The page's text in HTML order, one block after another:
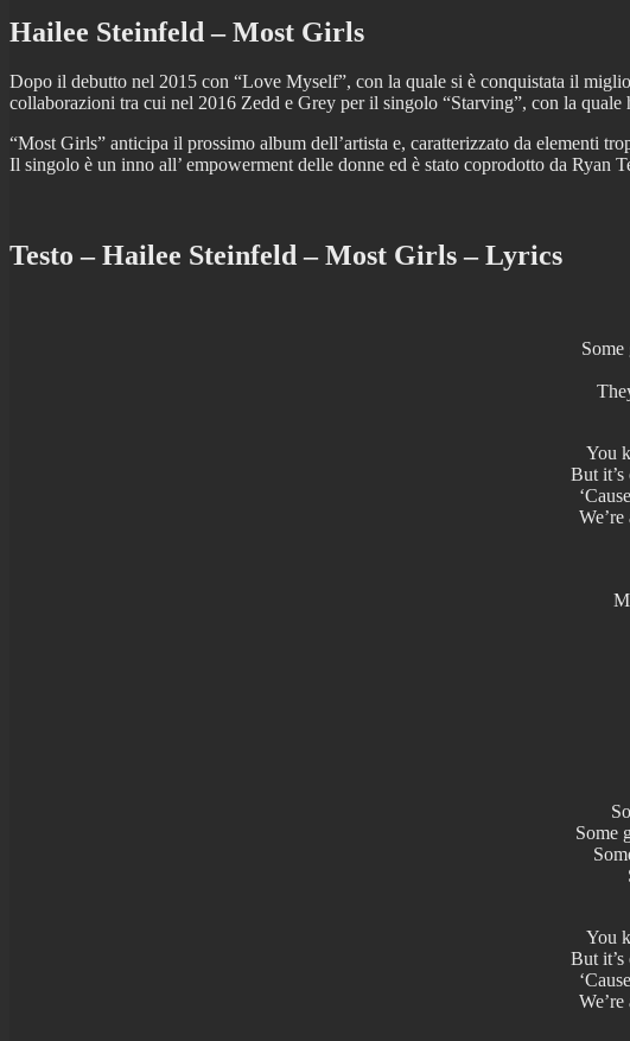
Hailee Steinfeld – Most Girls
Dopo il debutto nel 2015 con “Love Myself”, con la quale si è conquistata il
collaborazioni tra cui nel 2016 Zedd e Grey per il singolo “Starving”, con la
“Most Girls” anticipa il prossimo album dell’artista e, caratterizzato da elementi
Il singolo è un inno all’ empowerment delle donne ed è stato coprodotto da Ryan
Testo – Hailee Steinfeld – Most Girls – Lyrics
Some
You
But
Some
You
But